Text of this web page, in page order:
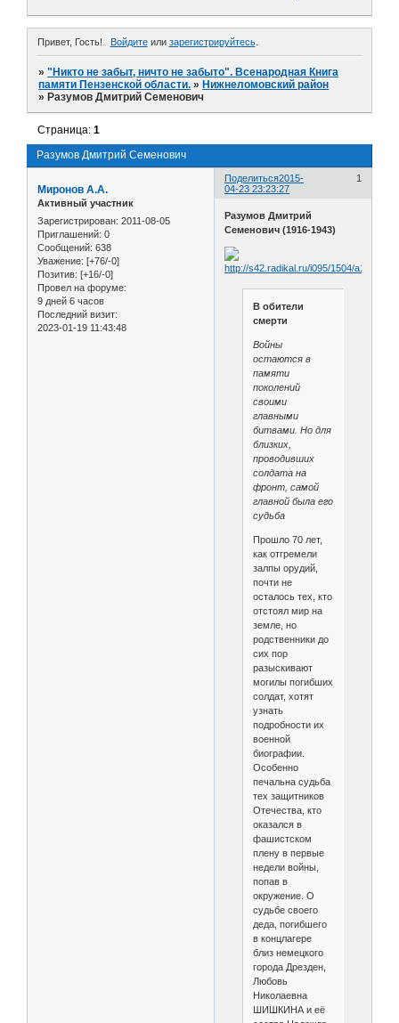
Привет, Гость! Войдитеили зарегистрируйтесь.
»"Никто не забыт, ничто не забыто". Всенародная Книга
памяти Пензенской области. » Нижнеломовский район
» Разумов Дмитрий Семенович
Разумов Дмитрий Семенович
Страница:1
Поделиться 1
2015-
04-23 23:23:27
Миронов А.А.
Активный участник
Зарегистрирован: 2011-08-05
Приглашений: 0
Сообщений: 638
Уважение: [+76/-0]
Позитив: [+16/-0]
Провел на форуме:
9 дней 6 часов
Последний визит:
2023-01-19 11:43:48
Разумов Дмитрий
Семенович (1916-1943)
В обители
смерти
Войны
остаются в
памяти
поколений
своими
главными
битвами. Но для
близких,
проводивших
солдата на
фронт, самой
главной была его
судьба
Прошло 70 лет,
как отгремели
залпы орудий,
почти не
осталось тех, кто
отстоял мир на
земле, но
родственники до
сих пор
разыскивают
могилы погибших
солдат, хотят
узнать
подробности их
военной
биографии.
Особенно
печальна судьба
тех защитников
Отечества, кто
оказался в
фашистском
плену в первые
недели войны,
попав в
окружение. О
судьбе своего
деда, погибшего
в концлагере
близ немецкого
города Дрезден,
Любовь
Николаевна
ШИШКИНА и её